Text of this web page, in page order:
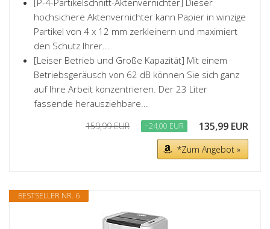
[P-4-Partikelschnitt-Aktenvernichter] Dieser
hochsichere Aktenvernichter kann Papier in winzige
Partikel von 4 x 12 mm zerkleinern und maximiert
den Schutz Ihrer...
[Leiser Betrieb und Große Kapazität] Mit einem
Betriebsgeräusch von 62 dB können Sie sich ganz
auf Ihre Arbeit konzentrieren. Der 23 Liter
fassende herausziehbare...
159,99 EUR −24,00 EUR 135,99 EUR
*Zum Angebot »
BESTSELLER NR. 6